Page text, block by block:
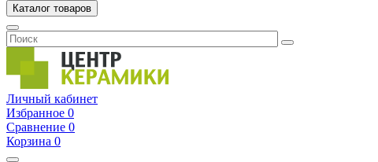
Каталог товаров
Личный кабинет
Избранное 0
Сравнение 0
Корзина 0